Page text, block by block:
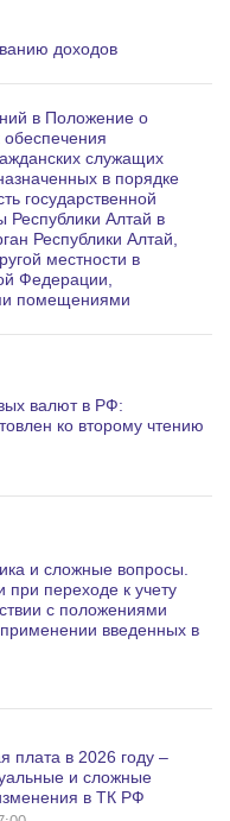
доходов
в Положение о
обеспечения
служащих
в порядке
государственной
Республики Алтай в
Республики Алтай,
местности в
Федерации,
помещениями
валют в РФ:
ко второму чтению
и сложные вопросы.
при переходе к учету
с положениями
введенных в
плата в 2026 году –
и сложные
в ТК РФ